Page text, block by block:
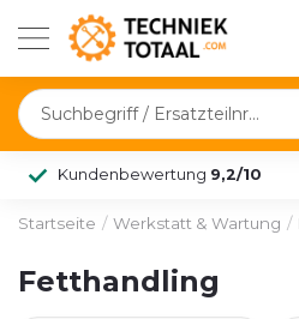
Kundenbewertung 9,2/10
Startseite / Werkstatt & Wartung /
Fetthandling